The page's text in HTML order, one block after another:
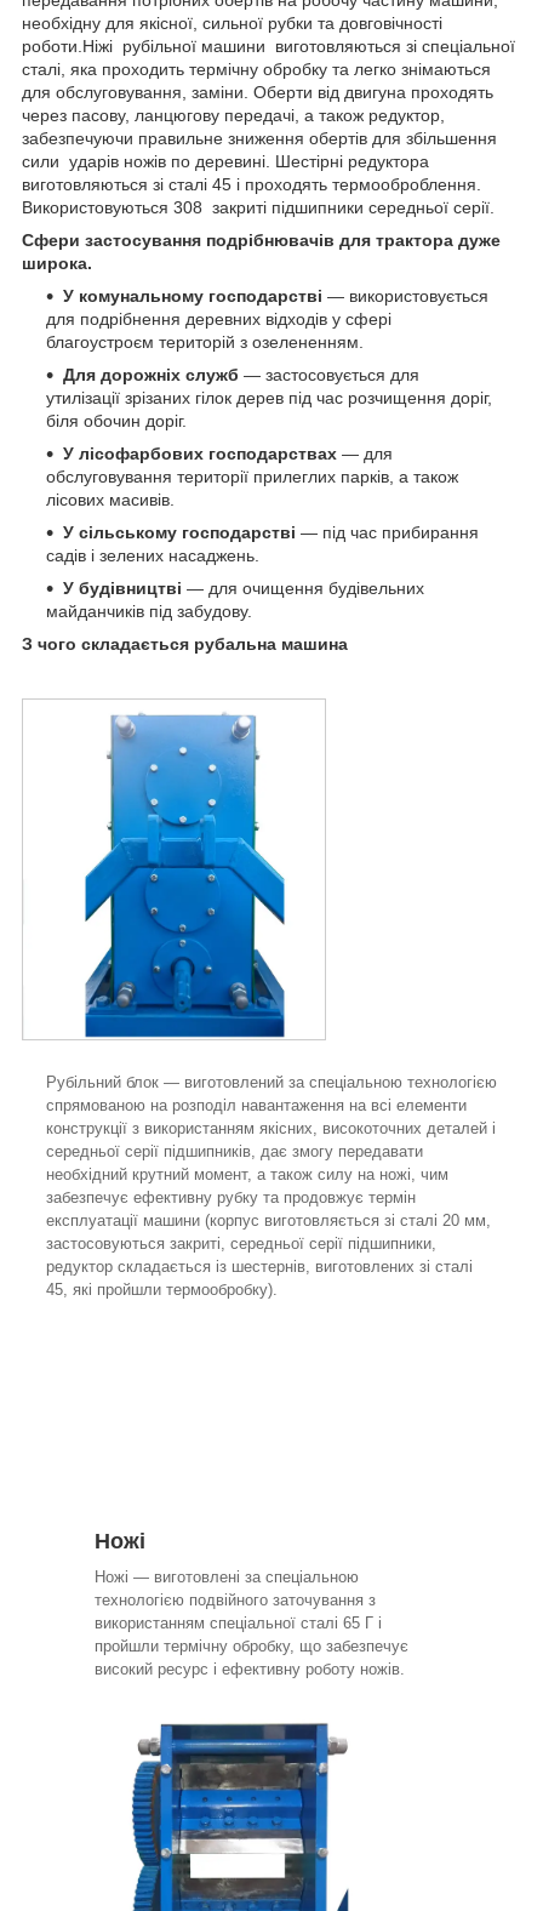
необхідну для якісної, сильної рубки та довговічності
роботи.Ніжі рубільної машини виготовляються зі спеціальної
сталі, яка проходить термічну обробку та легко знімаються
для обслуговування, заміни. Оберти від двигуна проходять
через пасову, ланцюгову передачі, а також редуктор,
забезпечуючи правильне зниження обертів для збільшення
сили ударів ножів по деревині. Шестірні редуктора
виготовляються зі сталі 45 і проходять термооброблення.
Використовуються 308 закриті підшипники середньої серії.
Сфери застосування подрібнювачів для трактора дуже
широка.
У комунальному господарстві — використовується
для подрібнення деревних відходів у сфері
благоустроєм територій з озелененням.
Для дорожніх служб — застосовується для
утилізації зрізаних гілок дерев під час розчищення доріг,
біля обочин доріг.
У лісофарбових господарствах — для
обслуговування території прилеглих парків, а також
лісових масивів.
У сільському господарстві — під час прибирання
садів і зелених насаджень.
У будівництві — для очищення будівельних
майданчиків під забудову.
З чого складається рубальна машина
Рубільний блок — виготовлений за спеціальною технологією
спрямованою на розподіл навантаження на всі елементи
конструкції з використанням якісних, високоточних деталей і
середньої серії підшипників, дає змогу передавати
необхідний крутний момент, а також силу на ножі, чим
забезпечує ефективну рубку та продовжує термін
експлуатації машини (корпус виготовляється зі сталі 20 мм,
застосовуються закриті, середньої серії підшипники,
редуктор складається із шестернів, виготовлених зі сталі
45, які пройшли термообробку).
Ножі
Ножі — виготовлені за спеціальною
технологією подвійного заточування з
використанням спеціальної сталі 65 Г і
пройшли термічну обробку, що забезпечує
високий ресурс і ефективну роботу ножів.